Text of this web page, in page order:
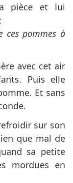
pièce et lui
ces pommes à
avec cet air
Puis elle
Et sans
sur son
que mal de
sa petite
mordues en